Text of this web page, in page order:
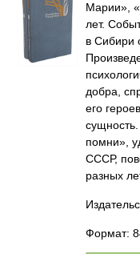
Марии»,
лет.
в Сибири
добра,
его
помни»,
СССР,
разных
Формат: